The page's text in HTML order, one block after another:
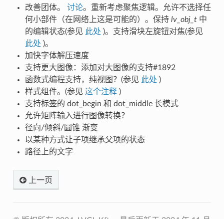
改善团体。 讨论。重新考虑聚焦逻辑。允许不选择任
何小部件（在网络上这是可能的）。保持 lv_obj_t中
的编辑状态(参见 此处 )。支持滑块左旋钮对焦(参见
此处 )。
加快字体解压速度
支持更大图像：添加对大图像的支持#1892
函数式编程支持，纯视图？(参见 此处 )
样式组件。(参见 这个注释)
支持标签的 dot_begin 和 dot_middle 长模式
允许矩阵输入进行图像转换？
径向/倾斜/圆锥 渐变
以某种方式让子项继承父项的状态
路径上的文字
上一页